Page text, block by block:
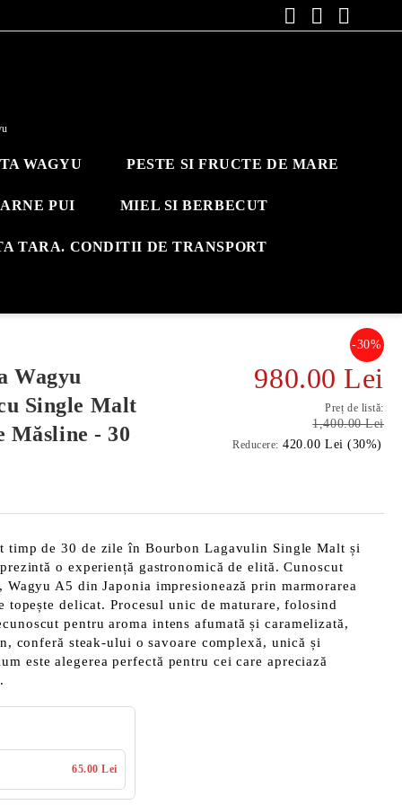
WAGYU PESTE SI FRUCTE DE MARE
PUI MIEL SI BERBECUT
TARA. CONDITII DE TRANSPORT
Wagyu
Single Malt
Măsline - 30
-30%
980.00 Lei
Preț de listă:
1,400.00 Lei
Reducere: 420.00 Lei (30%)
timp de 30 de zile în Bourbon Lagavulin Single Malt și
o experiență gastronomică de elită. Cunoscut
Wagyu A5 din Japonia impresionează prin marmorarea
topește delicat. Procesul unic de maturare, folosind
pentru aroma intens afumată și caramelizată,
conferă steak-ului o savoare complexă, unică și
este alegerea perfectă pentru cei care apreciază
65.00 Lei